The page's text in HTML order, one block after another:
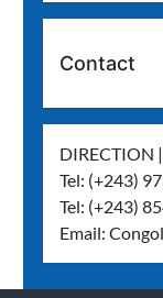
Contact
DIRECTION
Tel: (+243)
Tel: (+243)
Email: